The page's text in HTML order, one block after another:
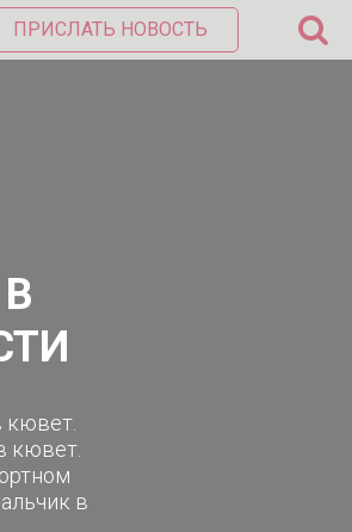
ПРИСЛАТЬ НОВОСТЬ
кювет.
кювет.
в